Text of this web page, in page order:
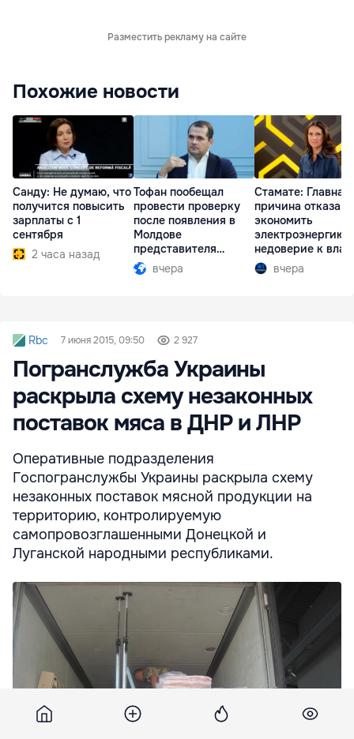
Разместить рекламу на сайте
Похожие новости
Санду: Не думаю, что
получится повысить
зарплаты с 1
сентября
2 часа назад
Тофан пообещал
провести проверку
после появления в
Молдове
представителя
Южной Осетии
вчера
Стамате: Главная
причина отказа
экономить
электроэнергию
недоверие к
вчера
Rbc 7 июня 2015, 09:50 2 927
Погранслужба Украины
раскрыла схему незаконных
поставок мяса в ДНР и ЛНР
Оперативные подразделения
Госпогранслужбы Украины раскрыла схему
незаконных поставок мясной продукции на
территорию, контролируемую
самопровозглашенными Донецкой и
Луганской народными республиками.